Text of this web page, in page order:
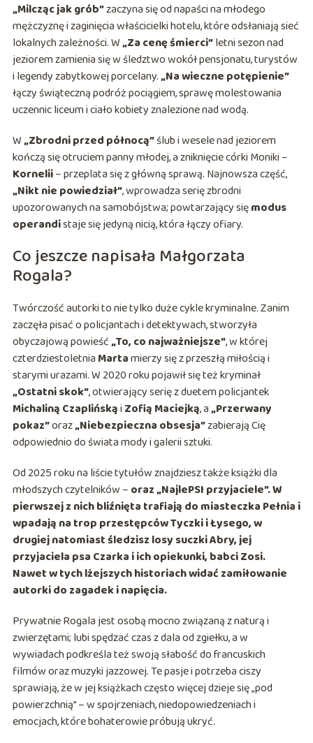
„Milcząc jak grób”zaczyna się od napaści na młodego
mężczyznę i zaginięcia właścicielki hotelu, które odsłaniają sieć
lokalnych zależności. W„Za cenę śmierci”letni sezon nad
jeziorem zamienia się w śledztwo wokół pensjonatu, turystów
i legendy zabytkowej porcelany.„Na wieczne potępienie”
łączy świąteczną podróż pociągiem, sprawę molestowania
uczennic liceum i ciało kobiety znalezione nad wodą.
W„Zbrodni przed północą”ślub i wesele nad jeziorem
kończą się otruciem panny młodej, a zniknięcie córki Moniki –
Kornelii– przeplata się z główną sprawą. Najnowsza część,
„Nikt nie powiedział”, wprowadza serię zbrodni
upozorowanych na samobójstwa; powtarzający sięmodus
operandistaje się jedyną nicią, która łączy ofiary.
Co jeszcze napisała Małgorzata
Rogala?
Twórczość autorki to nie tylko duże cykle kryminalne. Zanim
zaczęła pisać o policjantach i detektywach, stworzyła
obyczajową powieść„To, co najważniejsze”, w której
czterdziestoletnia Martamierzy się z przeszłą miłością i
starymi urazami. W 2020 roku pojawił się też kryminał
„Ostatni skok”, otwierający serię z duetem policjantek
Michaliną Czaplińskąi Zofią Maciejką, a„Przerwany
pokaz”oraz„Niebezpieczna obsesja”zabierają Cię
odpowiednio do świata mody i galerii sztuki.
Od 2025 roku na liście tytułów znajdziesz także książki dla
młodszych czytelników – oraz„NajlePSI przyjaciele”. W
pierwszej z nich bliźnięta trafiają do miasteczka Pełnia i
wpadają na trop przestępcówTyczkiiŁysego, w
drugiej natomiast śledzisz losy suczkiAbry, jej
przyjaciela psa Czarka i ich opiekunki, babciZosi.
Nawet w tych lżejszych historiach widać zamiłowanie
autorki do zagadek i napięcia.
Prywatnie Rogala jest osobą mocno związaną z naturą i
zwierzętami; lubi spędzać czas z dala od zgiełku, a w
wywiadach podkreśla też swoją słabość do francuskich
filmów oraz muzyki jazzowej. Te pasje i potrzeba ciszy
sprawiają, że w jej książkach często więcej dzieje się „pod
powierzchnią” – w spojrzeniach, niedopowiedzeniach i
emocjach, które bohaterowie próbują ukryć.